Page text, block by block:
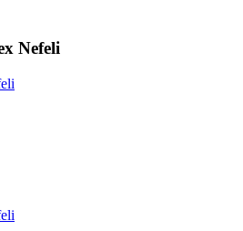
Nefeli